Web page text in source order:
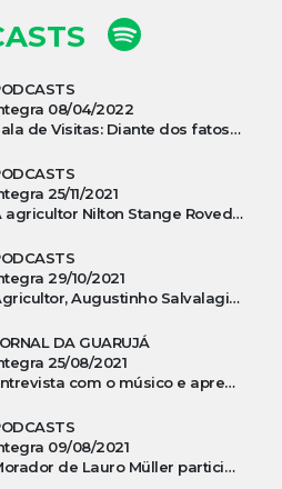
08/04/2022
Sala de Visitas: Diante dos fatos que influenciam a economia o que podemos esperar de 2022
25/11/2021
A agricultor Nilton Stange Roveda, afirma ter recebido ajuda espiritual durante acidente
29/10/2021
Agricultor, Augustinho Salvalagio, relata sobre aparição do Cavaleiro Negro no Rio das Furnas
DA GUARUJÁ
25/08/2021
Entrevista com o músico e apresentador, Lismael Ferrareis, no Cidade e Campo
09/08/2021
Morador de Lauro Müller participa de motociata em apoio a Bolsonaro